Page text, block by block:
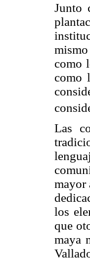
Junto
como
como
Las
mayor
los
que
maya